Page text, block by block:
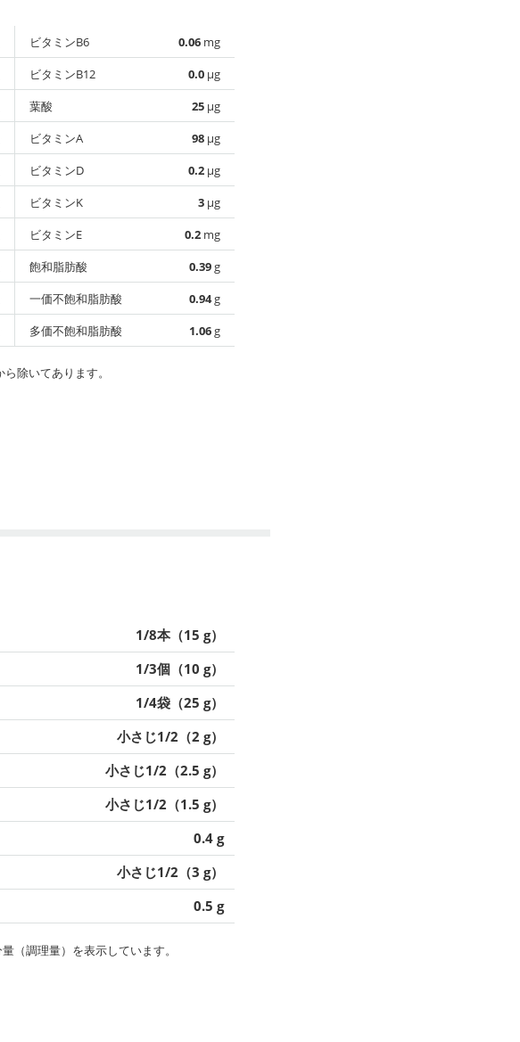
ビタミンB6 0.06 mg
ビタミンB12
0.0 µg
葉酸
25 µg
ビタミンA
98 µg
ビタミンD
0.2 µg
ビタミンK
3 µg
ビタミンE
0.2 mg
飽和脂肪酸
0.39g
一価不飽和脂肪酸
0.94g
多価不飽和脂肪酸
1.06g
除いてあります。
1/8本（15 g）
1/3個（10 g）
1/4袋（25 g）
小さじ1/2（2 g）
小さじ1/2（2.5 g）
小さじ1/2（1.5 g）
0.4 g
小さじ1/2（3 g）
0.5 g
（調理量）を表示しています。